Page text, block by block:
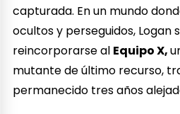
capturada. En un mundo
ocultos y perseguidos, Logan
reincorporarse al Equipo X,
mutante de último recurso,
permanecido tres años